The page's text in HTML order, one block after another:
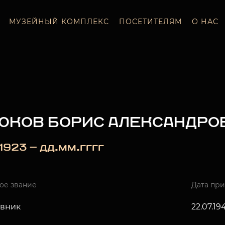
МУЗЕЙНЫЙ КОМПЛЕКС ПОСЕТИТЕЛЯМ О НАС
БОРИС
— дд.мм.гггг
звание Дата